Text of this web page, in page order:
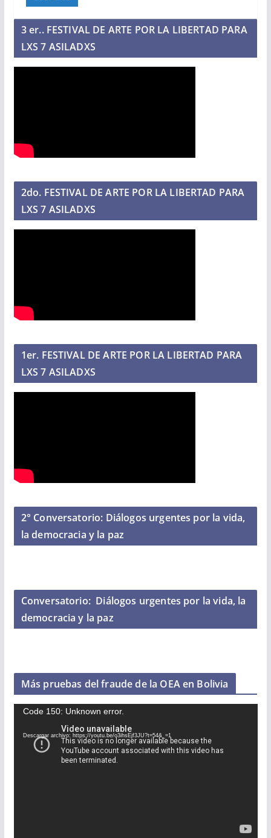
3 er.. FESTIVAL DE ARTE POR LA LIBERTAD PARA
LXS 7 ASILADXS
2do. FESTIVAL DE ARTE POR LA LIBERTAD PARA
LXS 7 ASILADXS
1er. FESTIVAL DE ARTE POR LA LIBERTAD PARA
LXS 7 ASILADXS
2° Conversatorio: Diálogos urgentes por la vida,
la democracia y la paz
Conversatorio: ​ Diálogos urgentes por la vida, la
democracia y la paz
Más pruebas del fraude de la OEA en Bolivia
Code 150: Unknown error.
Descargar archivo: https://youtu.be/o3ihsEjf3JU?t=54&_=1